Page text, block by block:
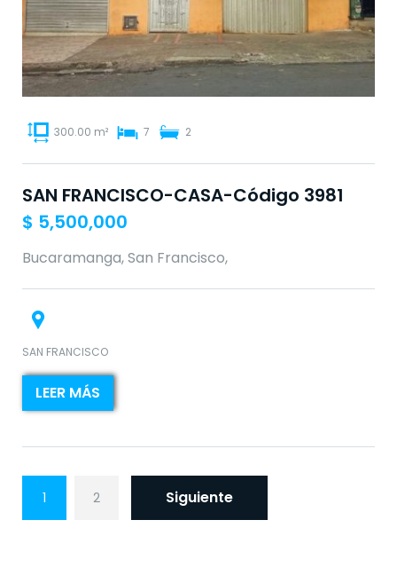
300.00 m² 7 2
SAN FRANCISCO-CASA-Código 3981
$ 5,500,000
Bucaramanga, San Francisco,
SAN FRANCISCO
LEER MÁS
v
1 2 Siguiente